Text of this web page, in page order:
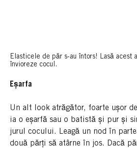
Elasticele de păr s-au întors! Lasă acest
învioreze cocul.
Eșarfa
Un alt look atrăgător, foarte ușor
ia o eșarfă sau o batistă și pur și
jurul cocului. Leagă un nod în
două părți să atârne în jos. Dacă